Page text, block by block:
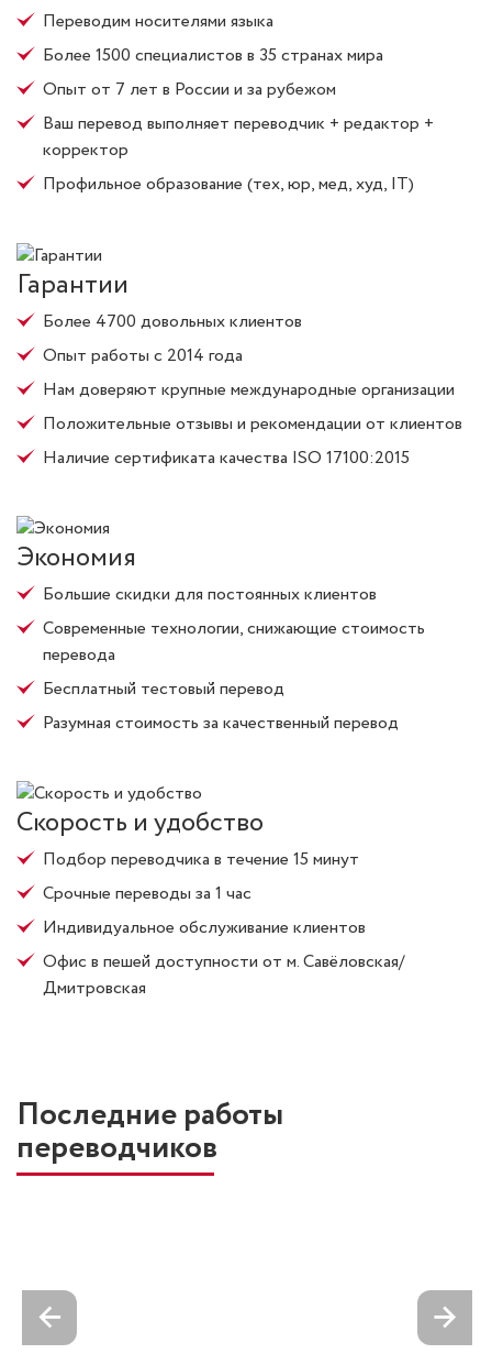
Переводим носителями языка
Более 1500 специалистов в 35 странах мира
Опыт от 7 лет в России и за рубежом
Ваш перевод выполняет переводчик + редактор +
корректор
Профильное образование (тех, юр, мед, худ, IT)
Гарантии
Более 4700 довольных клиентов
Опыт работы с 2014 года
Нам доверяют крупные международные организации
Положительные отзывы и рекомендации от клиентов
Наличие сертификата качества ISO 17100:2015
Экономия
Большие скидки для постоянных клиентов
Современные технологии, снижающие стоимость
перевода
Бесплатный тестовый перевод
Разумная стоимость за качественный перевод
Скорость и удобство
Подбор переводчика в течение 15 минут
Срочные переводы за 1 час
Индивидуальное обслуживание клиентов
Офис в пешей доступности от м. Савёловская/
Дмитровская
Последние работы
переводчиков